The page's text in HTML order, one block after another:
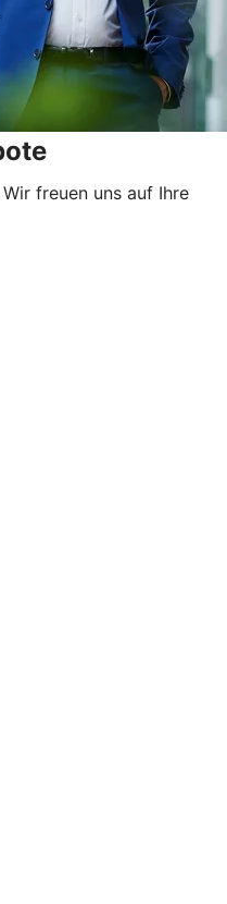
freuen uns auf Ihre